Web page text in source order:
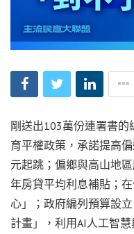
剛送出103萬份連署書的
育平權政策，承諾提高
元起跳；偏鄉與高山地
年房貸平均利息補貼；
心」；政府編列預算設
計畫」，利用AI人工智